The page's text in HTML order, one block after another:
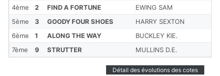
4ème
2 FIND A FORTUNE
EWING SAM
5ème
3 GOODY FOUR SHOES
HARRY SEXTON
6ème
1 ALONG THE WAY
BUCKLEY KIE.
7ème
9 STRUTTER MULLINS D.E.
Détail des évolutions des cotes